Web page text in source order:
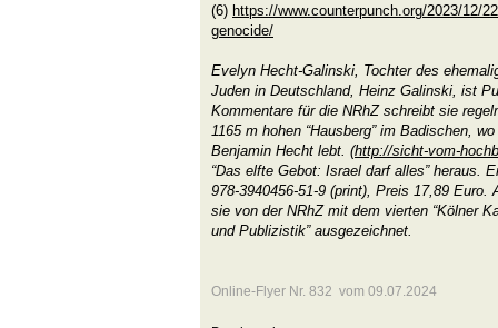
(6) https://www.counterpunch.org/2023/12/
genocide/
Evelyn Hecht-Galinski, Tochter des
Juden in Deutschland, Heinz Galinski, ist
Kommentare für die NRhZ schreibt sie
1165 m hohen “Hausberg” im Badischen,
Benjamin Hecht lebt. (http://sicht-vom-
“Das elfte Gebot: Israel darf alles” heraus.
978-3940456-51-9 (print), Preis 17,89 Euro.
sie von der NRhZ mit dem vierten “Kölner
und Publizistik” ausgezeichnet.
Online-Flyer Nr. 832 vom 09.07.2024